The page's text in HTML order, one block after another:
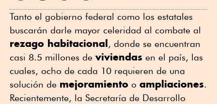
Tanto el gobierno federal como los estatales
buscarán darle mayor celeridad al combate al
rezago habitacional, donde se encuentran
casi 8.5 millones de viviendas en el país, las
cuales, ocho de cada 10 requieren de una
solución de mejoramiento o ampliaciones.
Recientemente, la Secretaría de Desarrollo